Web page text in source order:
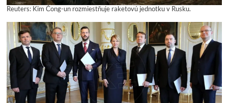
Reuters: Kim Čong-un rozmiestňuje raketovú jednotku v Rusku.